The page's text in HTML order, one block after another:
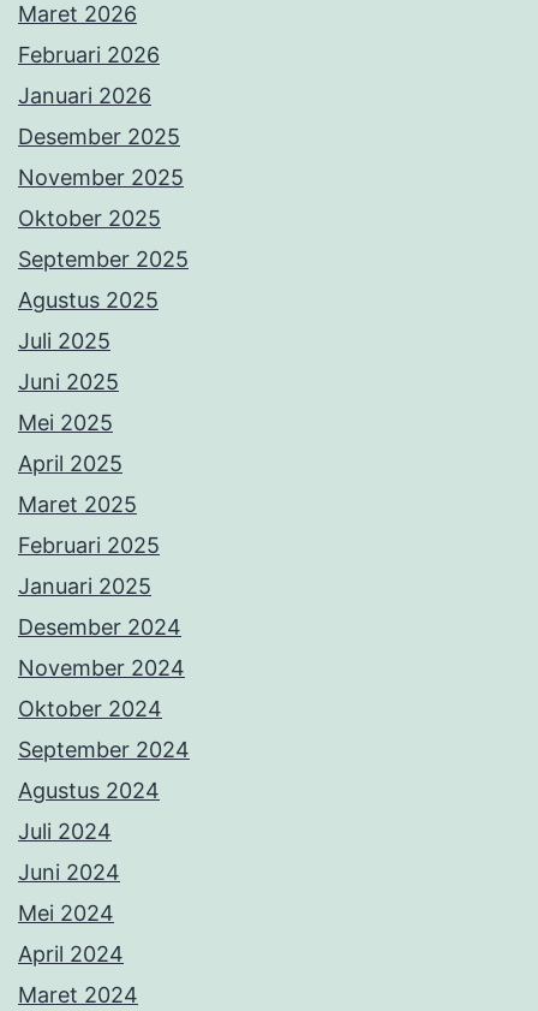
Maret 2026
Februari 2026
Januari 2026
Desember 2025
November 2025
Oktober 2025
September 2025
Agustus 2025
Juli 2025
Juni 2025
Mei 2025
April 2025
Maret 2025
Februari 2025
Januari 2025
Desember 2024
November 2024
Oktober 2024
September 2024
Agustus 2024
Juli 2024
Juni 2024
Mei 2024
April 2024
Maret 2024